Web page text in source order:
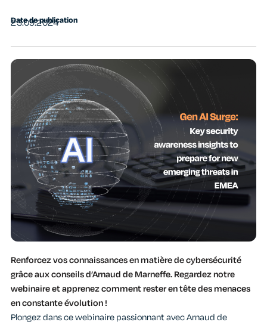
Date de publication
23.09.2024
Renforcez vos connaissances en matière de cybersécurité
grâce aux conseils d’Arnaud de Marneffe. Regardez notre
webinaire et apprenez comment rester en tête des menaces
en constante évolution !
Plongez dans ce webinaire passionnant avec Arnaud de